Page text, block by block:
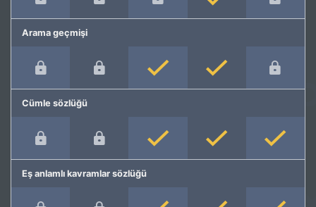
Arama geçmişi
Cümle sözlüğü
Eş anlamlı kavramlar sözlüğü